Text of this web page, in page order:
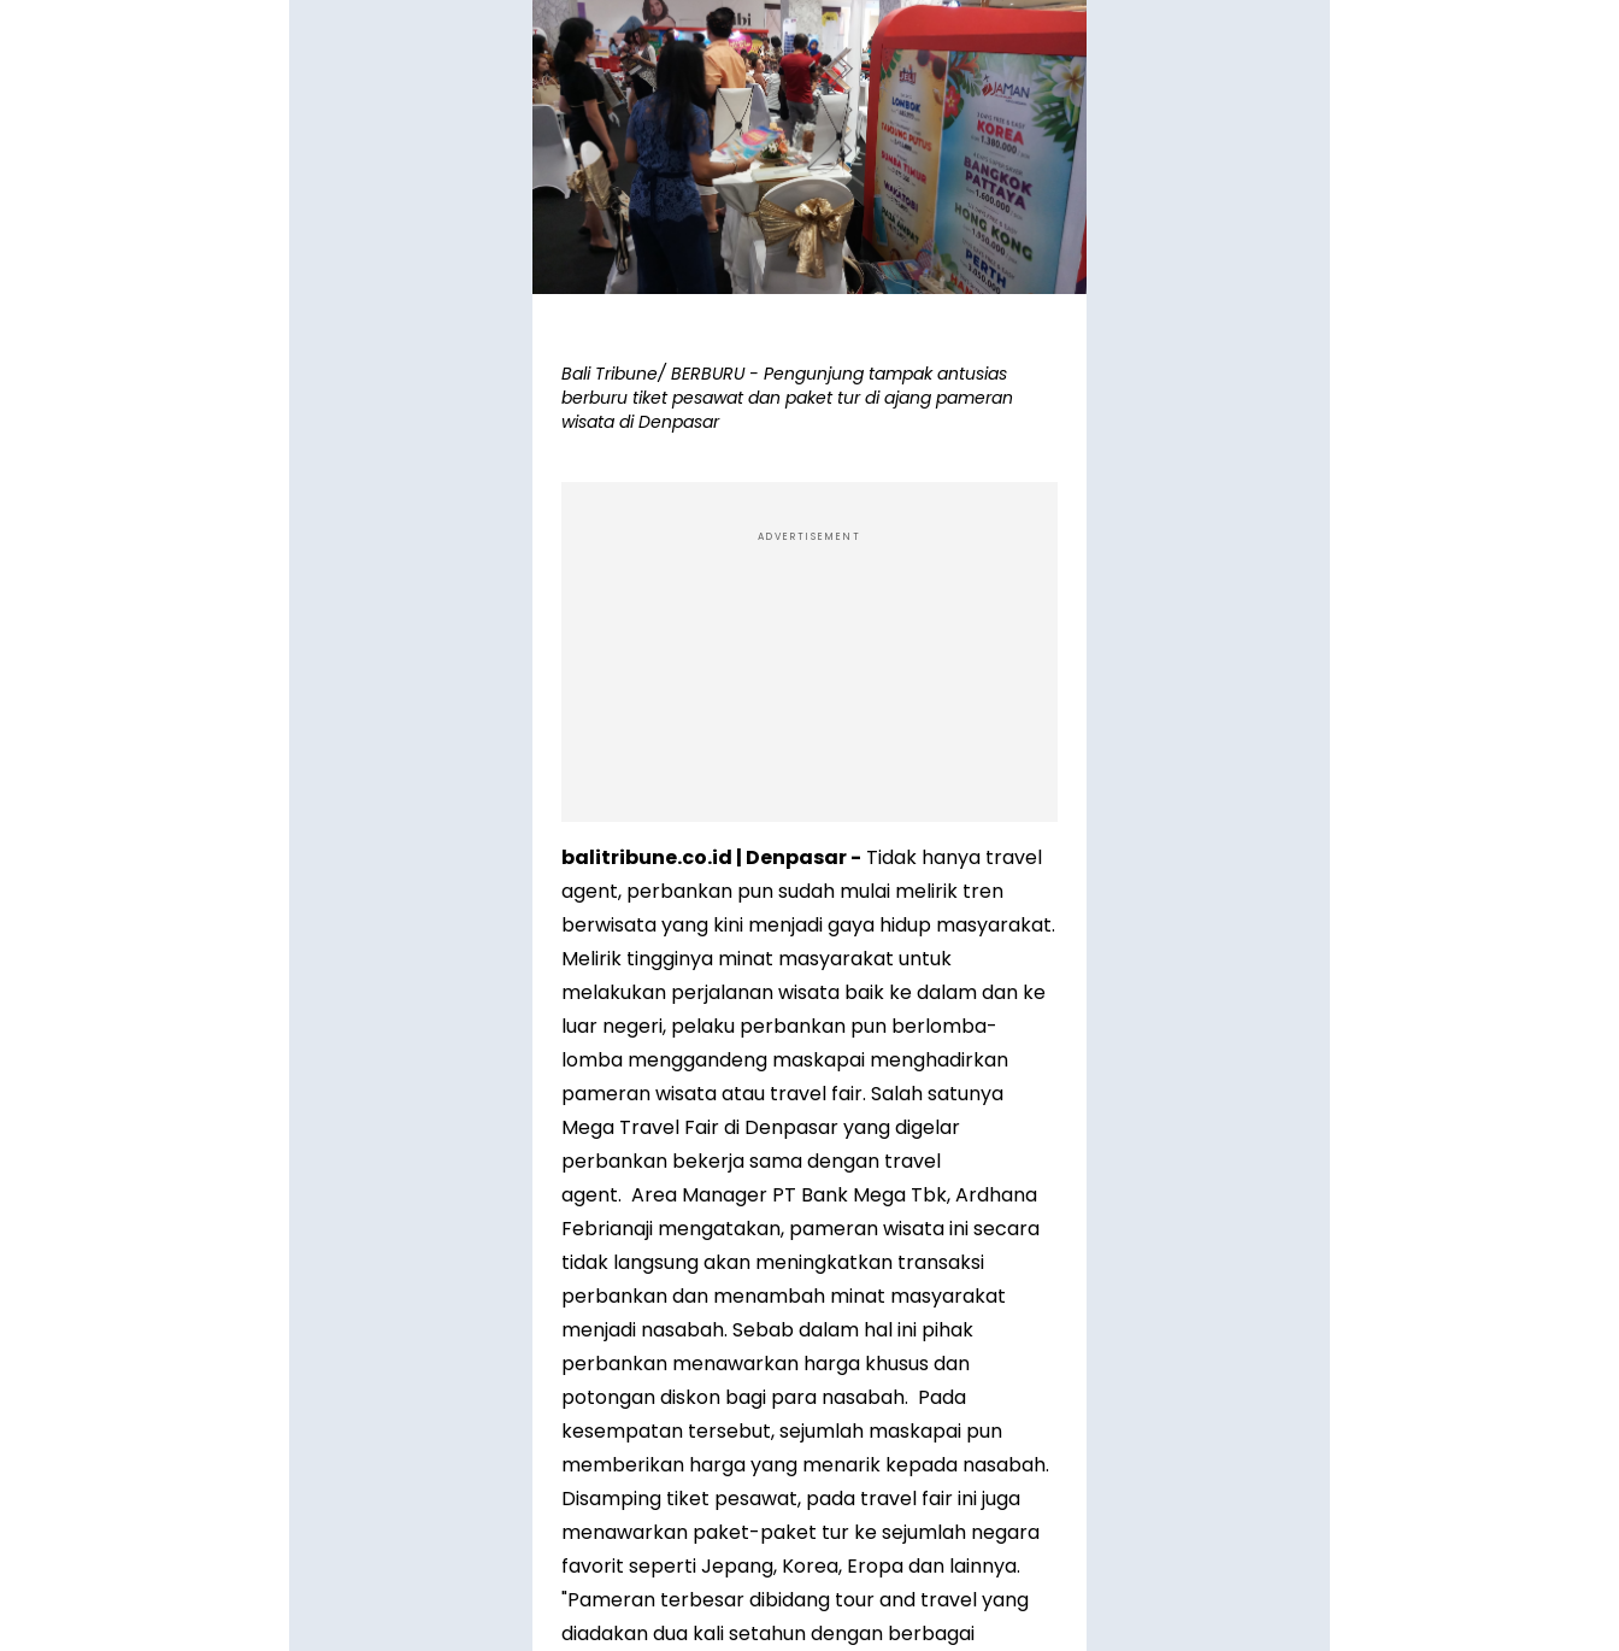
Bali Tribune/ BERBURU - Pengunjung tampak antusias
berburu tiket pesawat dan paket tur di ajang pameran
wisata di Denpasar
ADVERTISEMENT
balitribune.co.id | Denpasar - Tidak hanya travel
agent, perbankan pun sudah mulai melirik tren
berwisata yang kini menjadi gaya hidup masyarakat.
Melirik tingginya minat masyarakat untuk
melakukan perjalanan wisata baik ke dalam dan ke
luar negeri, pelaku perbankan pun berlomba-
lomba menggandeng maskapai menghadirkan
pameran wisata atau travel fair. Salah satunya
Mega Travel Fair di Denpasar yang digelar
perbankan bekerja sama dengan travel
agent. Area Manager PT Bank Mega Tbk, Ardhana
Febrianaji mengatakan, pameran wisata ini secara
tidak langsung akan meningkatkan transaksi
perbankan dan menambah minat masyarakat
menjadi nasabah. Sebab dalam hal ini pihak
perbankan menawarkan harga khusus dan
potongan diskon bagi para nasabah. Pada
kesempatan tersebut, sejumlah maskapai pun
memberikan harga yang menarik kepada nasabah.
Disamping tiket pesawat, pada travel fair ini juga
menawarkan paket-paket tur ke sejumlah negara
favorit seperti Jepang, Korea, Eropa dan lainnya.
"Pameran terbesar dibidang tour and travel yang
diadakan dua kali setahun dengan berbagai